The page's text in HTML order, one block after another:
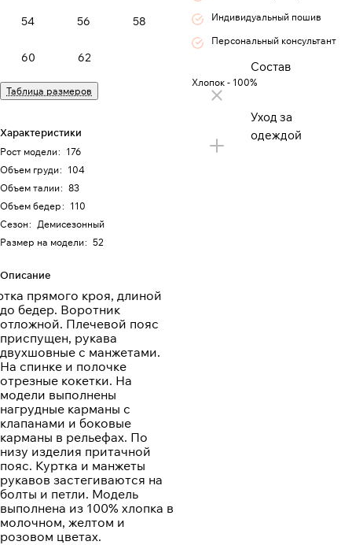
54 56 58
60 62
Таблица размеров
Характеристики
Рост модели: 176
Объем груди: 104
Объем талии: 83
Объем бедер: 110
Сезон: Демисезонный
Размер на модели: 52
Описание
прямого кроя, длиной
до бедер. Воротник
отложной. Плечевой пояс
приспущен, рукава
двухшовные с манжетами.
На спинке и полочке
отрезные кокетки. На
модели выполнены
нагрудные карманы с
клапанами и боковые
карманы в рельефах. По
низу изделия притачной
пояс. Куртка и манжеты
рукавов застегиваются на
болты и петли. Модель
выполнена из 100% хлопка в
молочном, желтом и
розовом цветах.
Индивидуальный пошив
Персональный консультант
Состав
Хлопок - 100%
Уход за
одеждой